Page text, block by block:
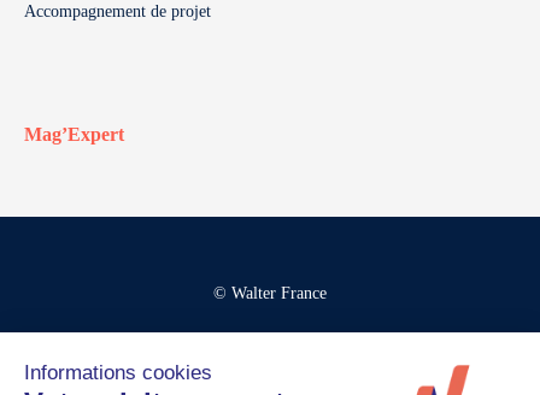
Accompagnement de projet
Mag’Expert
© Walter France